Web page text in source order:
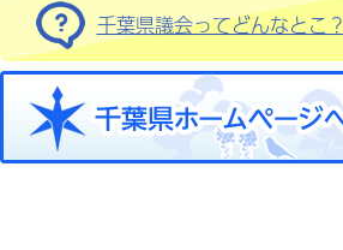
千葉県議会ってどんなとこ？